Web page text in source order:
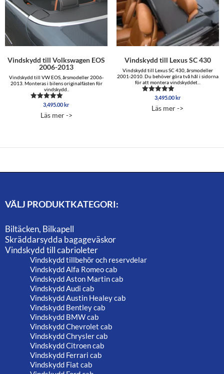
Vindskydd till Volkswagen EOS
2006-2013
Vindskydd till VW EOS, årsmodeller 2006-
2013. Monteras i bilens originalfästen för
vindskydd..
Betygsatt
av 5
3,495.00 kr
Läs mer ->
Vindskydd till Lexus SC 430
Vindskydd till Lexus SC 430, årsmodeller
2001-2010. Du behöver göra två hål i sidorna
för att montera vindskyddet...
Betygsatt
av 5
3,495.00 kr
Läs mer ->
VÄLJ PRODUKTKATEGORI:
Biltäcken, Bilkapell
Skräddarsydda bagageväskor
Vindskydd till cabrioleter
Vindskydd tillbehör och reservdelar
Vindskydd Alfa Romeo cab
Vindskydd Aston Martin cab
Vindskydd Audi cab
Vindskydd Austin Healey cab
Vindskydd Bentley cab
Vindskydd BMW cab
Vindskydd Chevrolet cab
Vindskydd Chrysler cab
Vindskydd Citroen cab
Vindskydd Ferrari cab
Vindskydd Fiat cab